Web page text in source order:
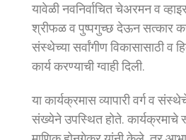
यावेळी नवनिर्वाचित चेअरमन व
श्रीफळ व पुष्पगुच्छ देऊन सत्कार
संस्थेच्या सर्वांगीण विकासासाठी व
कार्य करण्याची ग्वाही दिली.
या कार्यक्रमास व्यापारी वर्ग व
संख्येने उपस्थित होते. कार्यक्रमाचे